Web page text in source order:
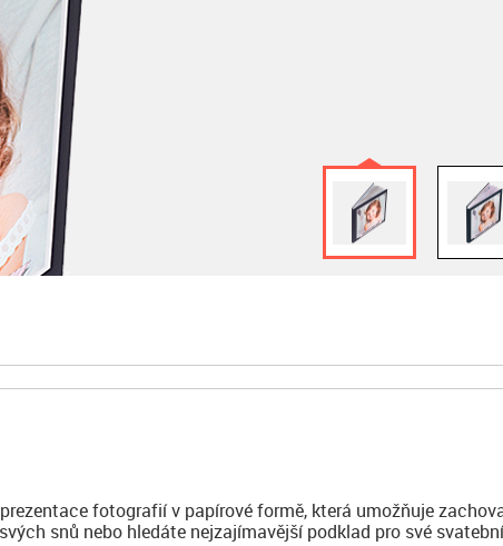
fotografií v papírové formě, která umožňuje
snů nebo hledáte nejzajímavější podklad pro své